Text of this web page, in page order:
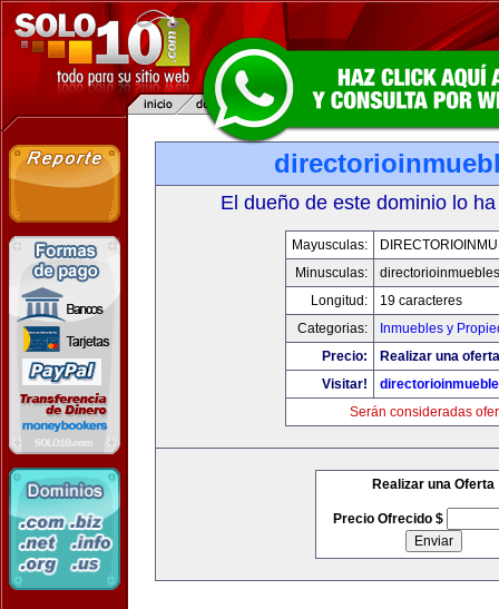
El dueño de este dominio lo
Mayusculas:
Minusculas:
Longitud:
19 caracteres
Categorias:
Inmuebles y
Precio:
Realizar una
Visitar!
Serán consideradas
Realizar una Oferta
Precio Ofrecido $